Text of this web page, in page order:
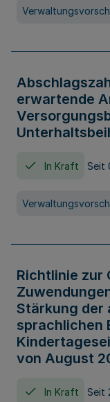
erwartende
In Kraft Seit
Richtlinie zur
Stärkung
sprachlichen
von August
In Kraft Seit